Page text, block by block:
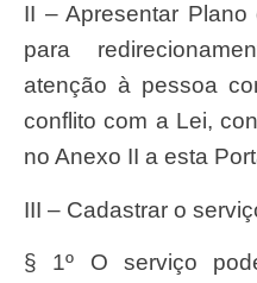
II – Apresentar Plano de Ação para estratégia
para
atenção à pessoa
conflito com a Lei,
no Anexo II a esta
III – Cadastrar o
§ 1º O serviço